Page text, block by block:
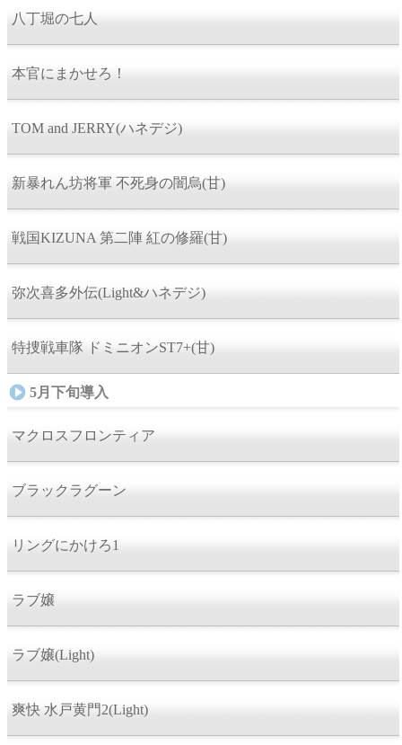
八丁堀の七人
本官にまかせろ！
TOM and JERRY(ハネデジ)
新暴れん坊将軍 不死身の闇烏(甘)
戦国KIZUNA 第二陣 紅の修羅(甘)
弥次喜多外伝(Light&ハネデジ)
特捜戦車隊 ドミニオンST7+(甘)
5月下旬導入
マクロスフロンティア
ブラックラグーン
リングにかけろ1
ラブ嬢
ラブ嬢(Light)
爽快 水戸黄門2(Light)